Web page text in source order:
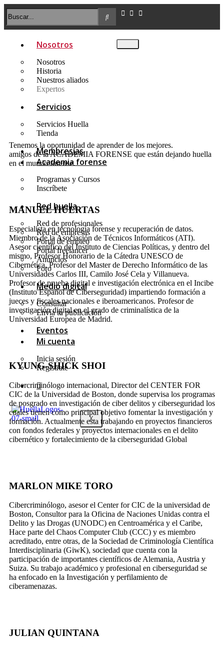
Nosotros
Nosotros
Historia
Nuestros aliados
Expertos
Servicios
Servicios Huella
Tienda
Membresías
Academia forense
Programas y Cursos
Inscríbete
Red huella
Red de profesionales
Red de empresas
Portal de empleo
Portal freelancer
Anuncios
Foro
Medio digital
Consultar
Envía tu publicación
Eventos
Mi cuenta
Inicia sesión
Regístrate
X
Tenemos la oportunidad de aprender de los mejores.
amigos de la ACADEMIA FORENSE que están dejando huella
en el mundo forense.
MANUEL HUERTAS
Especialista en tecnología forense y recuperación de datos.
Miembro de la Asociación de Técnicos Informáticos (ATI).
Asesor científico del Instituto de Ciencias Políticas, y dentro del
mismo, Profesor Honorario de la Cátedra UNESCO de
Cibernética, Profesor del Master de Derecho Informático de las
Universidades Carlos III, Camilo José Cela y Villanueva.
Profesor de prueba digital e investigación electrónica en el Incibe
(Instituto Español de Ciberseguridad) impartiendo formación a
jueces y fiscales nacionales e iberoamericanos. Profesor de
investigación digital en el grado de criminalística de la
Universidad Europea de Madrid.
KYUNG-SHICK SHOI
Cibercriminólogo internacional, Director del CENTER FOR
CIC de la Universidad de Boston, donde supervisa los programas
de posgrado en investigación de ciber delitos y ciberseguridad los
cuales tienen como principal objetivo fomentar la investigación y
formación. Actualmente esta trabajando en proyectos financieros
con fondos federales y proyectos internacionales en el delito
cibernético y fortalecimiento de la ciberseguridad Global
MARLON MIKE TORO
Cibercriminólogo, asesor el Center for CIC de la universidad de
Boston, Consultor para la Oficina de Naciones Unidas contra el
Delito y las Drogas (UNODC) en Centroamérica y el Caribe,
Hace parte del Chaos Computer Club (CCC) y es miembro
acreditado, entre otras, de la Sociedad de Criminología Científica
Interdisciplinaria (GiwK), sociedad que cuenta con la
participación de importantes científicos de Alemania, Austria y
Suiza. Su trabajo académico y profesional en ciberseguridad se
ha enfocado en la Investigación y perfilamiento de
ciberamenazas.
JULIAN QUINTANA